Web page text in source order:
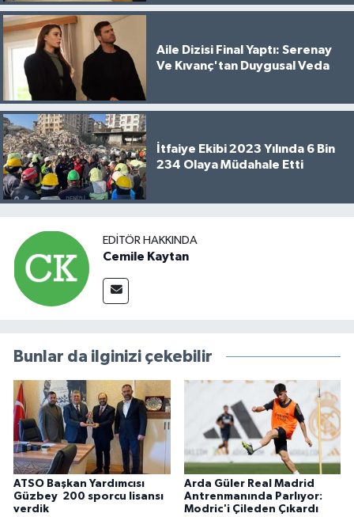
Aile Dizisi Final Yaptı: Serenay
Ve Kıvanç'tan Duygusal Veda
İtfaiye Ekibi 2023 Yılında 6 Bin
234 Olaya Müdahale Etti
EDITÖR HAKKINDA
Cemile Kaytan
Bunlar da ilginizi çekebilir
ATSO Başkan Yardımcısı
Güzbey 200 sporcu lisansı
verdik
Arda Güler Real Madrid
Antrenmanında Parlıyor:
Modric'i Çileden Çıkardı